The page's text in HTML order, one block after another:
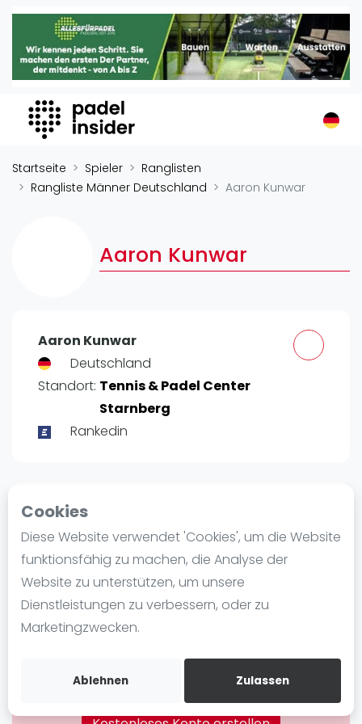
Cookies
Diese Website verwendet 'Cookies', um die Website
funktionsfähig zu machen, die Analyse der
Website zu unterstützen, um unsere
Dienstleistungen zu verbessern, oder zu
Marketingzwecken.
Ablehnen Zulassen
Padel Insider
Home
Organisationen
Buchungssysteme
Padel-Shops
Padel-Marken
Veranstaltungen
Playtomic
Ranking
Frauen
Blog
Die Geschichte von Padel
Regeln und Punktzählung
Padel Schläge
Video
Startseite Spieler
Ranglisten
Rangliste Männer Deutschland
Aaron Kunwar
Aaron Kunwar
Aaron Kunwar
Deutschland
Standort: Tennis & Padel Center
Starnberg
Rankedin
Rangliste Männer Deutschland
Profil
POSITIE
#9911
PT
10
Bist du Aaron Kunwar?